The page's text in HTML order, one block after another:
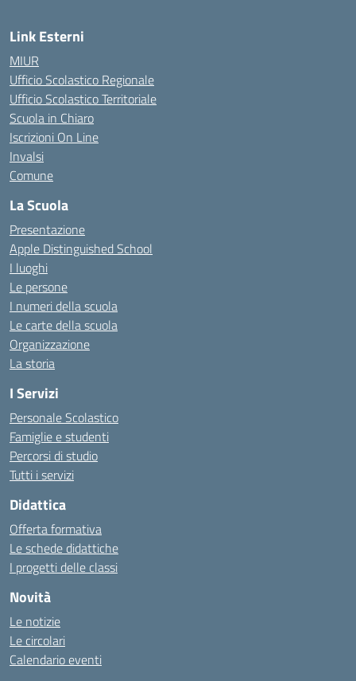
Link Esterni
MIUR
Ufficio Scolastico Regionale
Ufficio Scolastico Territoriale
Scuola in Chiaro
Iscrizioni On Line
Invalsi
Comune
La Scuola
Presentazione
Apple Distinguished School
I luoghi
Le persone
I numeri della scuola
Le carte della scuola
Organizzazione
La storia
I Servizi
Personale Scolastico
Famiglie e studenti
Percorsi di studio
Tutti i servizi
Didattica
Offerta formativa
Le schede didattiche
I progetti delle classi
Novità
Le notizie
Le circolari
Calendario eventi